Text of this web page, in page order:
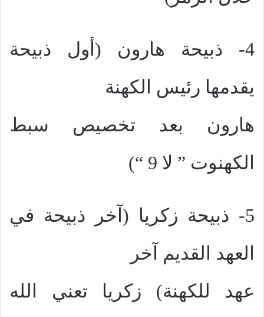
4- ذبيحة هارون (أول ذبيحة
يقدمها رئيس الكهنة
هارون بعد تخصيص سبط
الكهنوت ” لا 9 “)
5- ذبيحة زكريا (آخر ذبيحة في
العهد القديم آخر
عهد للكهنة) زكريا تعني الله